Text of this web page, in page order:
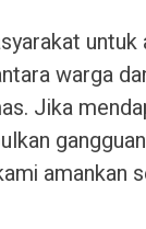
warga
Jika
amankan